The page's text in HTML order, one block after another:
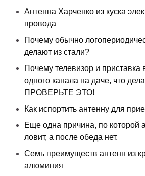
Антенна Харченко из куска
провода
Почему обычно
делают из стали?
Почему телевизор и
одного канала на даче, что
ПРОВЕРЬТЕ ЭТО!
Как испортить антенну для
Еще одна причина, по которой
ловит, а после обеда нет.
Семь преимуществ антенн из
алюминия